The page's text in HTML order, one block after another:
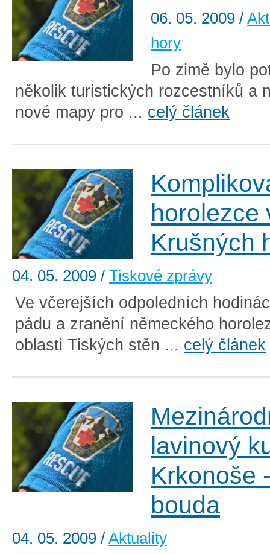
06. 05. 2009 /
hory
Po zimě bylo
několik turistických rozcestníků a
nové mapy pro ... celý článek
horolezce
Krušných
04. 05. 2009 / Tiskové zprávy
Ve včerejších odpoledních
pádu a zranění německého
oblasti Tiských stěn ... celý článek
lavinový
Krkonoše
bouda
04. 05. 2009 / Aktuality